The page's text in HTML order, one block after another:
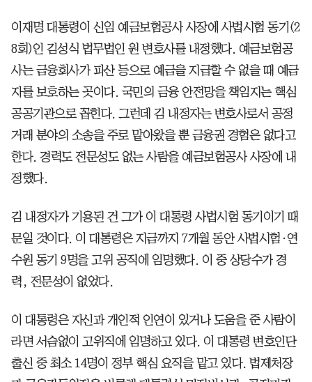
이재명 대통령이 신임 예금보험공사 사장에 사법시험 동기(2
8회)인 김성식 법무법인 원 변호사를 내정했다. 예금보험공
사는 금융회사가 파산 등으로 예금을 지급할 수 없을 때 예금
자를 보호하는 곳이다. 국민의 금융 안전망을 책임지는 핵심
공공기관으로 꼽힌다. 그런데 김 내정자는 변호사로서 공정
거래 분야의 소송을 주로 맡아왔을 뿐 금융권 경험은 없다고
한다. 경력도 전문성도 없는 사람을 예금보험공사 사장에 내
정했다.
김 내정자가 기용된 건 그가 이 대통령 사법시험 동기이기 때
문일 것이다. 이 대통령은 지금까지 7개월 동안 사법시험·연
수원 동기 9명을 고위 공직에 임명했다. 이 중 상당수가 경
력, 전문성이 없었다.
이 대통령은 자신과 개인적 인연이 있거나 도움을 준 사람이
라면 서슴없이 고위직에 임명하고 있다. 이 대통령 변호인단
출신 중 최소 14명이 정부 핵심 요직을 맡고 있다. 법제처장